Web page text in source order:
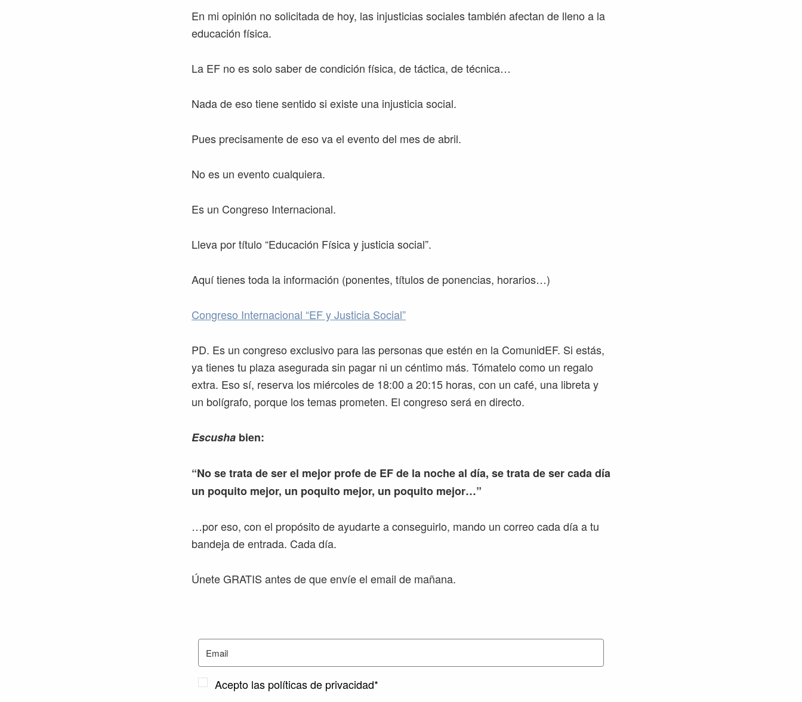
En mi opinión no solicitada de hoy, las injusticias sociales también afectan de lleno a la
educación física.
La EF no es solo saber de condición física, de táctica, de técnica…
Nada de eso tiene sentido si existe una injusticia social.
Pues precisamente de eso va el evento del mes de abril.
No es un evento cualquiera.
Es un Congreso Internacional.
Lleva por título “Educación Física y justicia social”.
Aquí tienes toda la información (ponentes, títulos de ponencias, horarios…)
Congreso Internacional “EF y Justicia Social”
PD. Es un congreso exclusivo para las personas que estén en la ComunidEF. Si estás,
ya tienes tu plaza asegurada sin pagar ni un céntimo más. Tómatelo como un regalo
extra. Eso sí, reserva los miércoles de 18:00 a 20:15 horas, con un café, una libreta y
un bolígrafo, porque los temas prometen. El congreso será en directo.
Escusha bien:
“No se trata de ser el mejor profe de EF de la noche al día, se trata de ser cada día
un poquito mejor, un poquito mejor, un poquito mejor…”
…por eso, con el propósito de ayudarte a conseguirlo, mando un correo cada día a tu
bandeja de entrada. Cada día.
Únete GRATIS antes de que envíe el email de mañana.
Acepto las políticas de privacidad*